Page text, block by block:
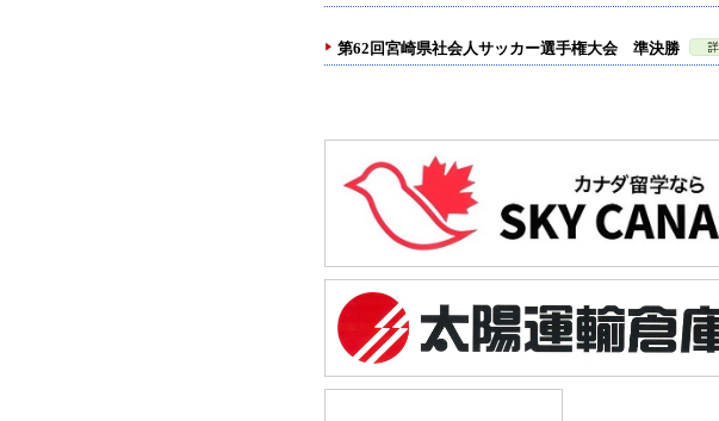
第62回宮崎県社会人サッカー選手権大会 準決勝